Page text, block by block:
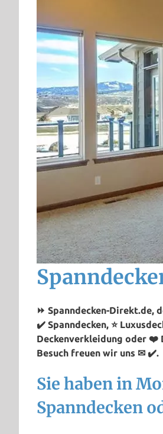
⏩ Spanndecken-Direkt.de,
✔️ Spanndecken, ⭐
Deckenverkleidung oder ❤️
Besuch freuen wir uns ✉ ✔️.
Sie haben in
Spanndecken